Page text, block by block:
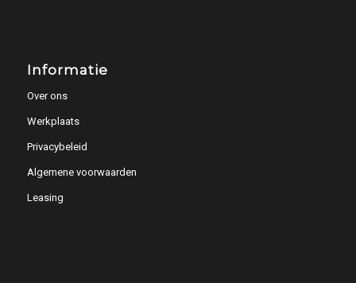
Informatie
Over ons
Werkplaats
Privacybeleid
Algemene voorwaarden
Leasing